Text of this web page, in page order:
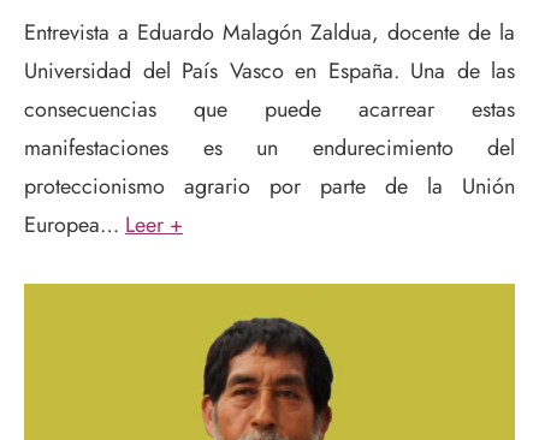
Entrevista a Eduardo Malagón Zaldua, docente de la
Universidad del País Vasco en España. Una de las
consecuencias que puede acarrear estas
manifestaciones es un endurecimiento del
proteccionismo agrario por parte de la Unión
Europea… Leer +